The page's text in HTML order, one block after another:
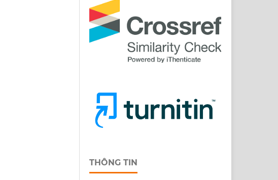
THÔNG TIN